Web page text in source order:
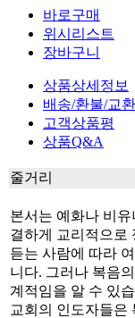
바로구매
위시리스트
장바구니
상품상세정보
배송/환불/교
고객상품평
상품Q&A
줄거리
본서는 예화나 비
결하게 교리적으로
듣는 사람에 따라
니다. 그러나 복음
계적임을 알 수 있
교회의 인도자들은